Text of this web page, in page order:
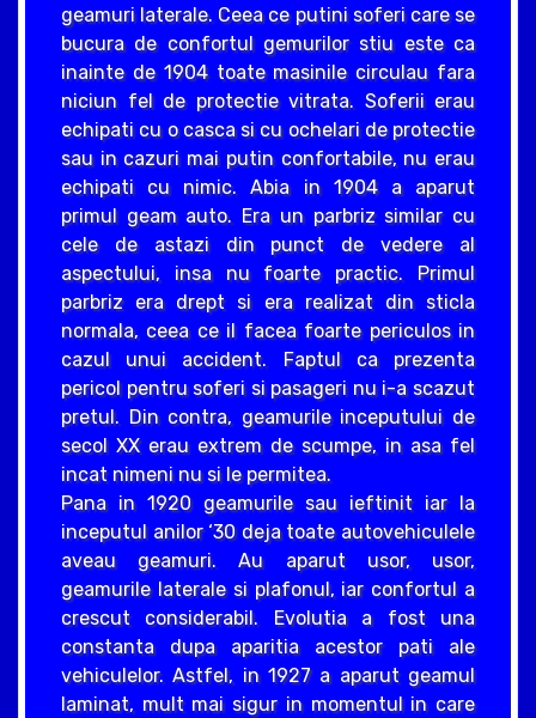
geamuri laterale. Ceea ce putini soferi care se
bucura de confortul gemurilor stiu este ca
inainte de 1904 toate masinile circulau fara
niciun fel de protectie vitrata. Soferii erau
echipati cu o casca si cu ochelari de protectie
sau in cazuri mai putin confortabile, nu erau
echipati cu nimic. Abia in 1904 a aparut
primul geam auto. Era un parbriz similar cu
cele de astazi din punct de vedere al
aspectului, insa nu foarte practic. Primul
parbriz era drept si era realizat din sticla
normala, ceea ce il facea foarte periculos in
cazul unui accident. Faptul ca prezenta
pericol pentru soferi si pasageri nu i-a scazut
pretul. Din contra, geamurile inceputului de
secol XX erau extrem de scumpe, in asa fel
incat nimeni nu si le permitea.
Pana in 1920 geamurile sau ieftinit iar la
inceputul anilor ‘30 deja toate autovehiculele
aveau geamuri. Au aparut usor, usor,
geamurile laterale si plafonul, iar confortul a
crescut considerabil. Evolutia a fost una
constanta dupa aparitia acestor pati ale
vehiculelor. Astfel, in 1927 a aparut geamul
laminat, mult mai sigur in momentul in care